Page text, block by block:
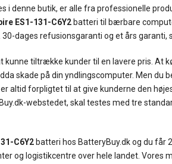
i denne butik, er alle fra professionelle
ES1-131-C6Y2 batteri til bærbare
dages refusionsgaranti og et års garanti,
tiltrække kunder til en lavere pris. At
skade på din yndlingscomputer. Men du
altid forpligtet til at give kunderne den
webstedet, skal testes med tre
C6Y2 batteri hos BatteryBuy.dk og du får
og logistikcentre over hele landet. Vores